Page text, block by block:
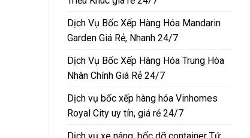
Dịch Vụ Bốc Xếp Hàng Hóa Mandarin
Garden Giá Rẻ, Nhanh 24/7
Dịch Vụ Bốc Xếp Hàng Hóa Trung Hòa
Nhân Chính Giá Rẻ 24/7
Dịch vụ bốc xếp hàng hóa Vinhomes
Royal City uy tín, giá rẻ 24/7